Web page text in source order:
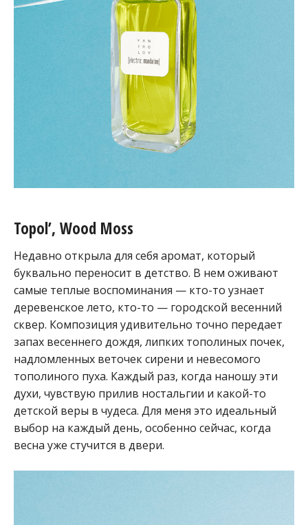
Topol’, Wood Moss
Недавно открыла для себя аромат, который
буквально переносит в детство. В нем оживают
самые теплые воспоминания — кто-то узнает
деревенское лето, кто-то — городской весенний
сквер. Композиция удивительно точно передает
запах весеннего дождя, липких тополиных почек,
надломленных веточек сирени и невесомого
тополиного пуха. Каждый раз, когда наношу эти
духи, чувствую прилив ностальгии и какой-то
детской веры в чудеса. Для меня это идеальный
выбор на каждый день, особенно сейчас, когда
весна уже стучится в двери.